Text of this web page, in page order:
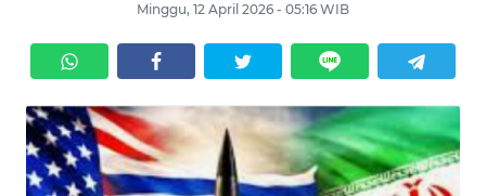
Minggu, 12 April 2026 - 05:16 WIB
KRIMINAL
EKUIN
SAINS-TEKNO